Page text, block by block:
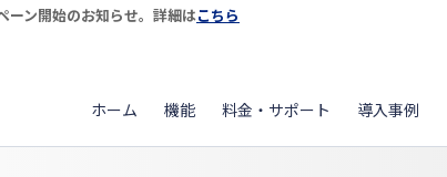
ン開始のお知らせ。詳細はこちら
ホーム 機能 料金・サポート 導入事例